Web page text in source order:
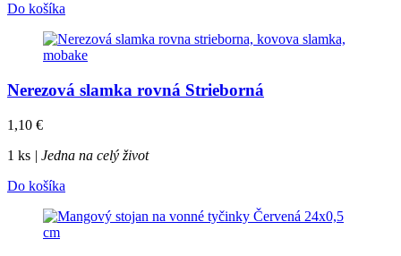
Do košíka
Nerezová slamka rovná Strieborná
1,10 €
1 ks | Jedna na celý život
Do košíka